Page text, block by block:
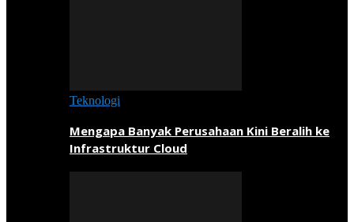
Teknologi
Mengapa Banyak Perusahaan Kini Beralih ke
Infrastruktur Cloud